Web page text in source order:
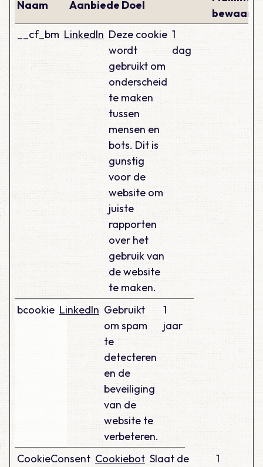
Naam AanbiederDoel
__cf_bm LinkedIn Deze cookie
wordt
gebruikt om
onderscheid
te maken
tussen
mensen en
bots. Dit is
gunstig
voor de
website om
juiste
rapporten
over het
gebruik van
de website
te maken.
1
dag
bcookie LinkedIn Gebruikt
om spam
te
detecteren
en de
beveiliging
van de
website te
verbeteren.
1
jaar
CookieConsent Cookiebot Slaat de
1